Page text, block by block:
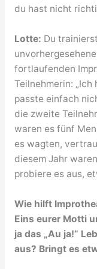
du hast nicht
Lotte: Du
fortlaufenden
Teilnehmerin:
passte einfach
die zweite
waren es fünf
es wagten,
diesem Jahr
probiere es aus,
Wie hilft
Eins eurer Motti
ja das „Au ja!“
aus? Bringt es